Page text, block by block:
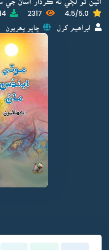
4.5/5.0
2317
ابراھيم کرل ڇاپو پھريون